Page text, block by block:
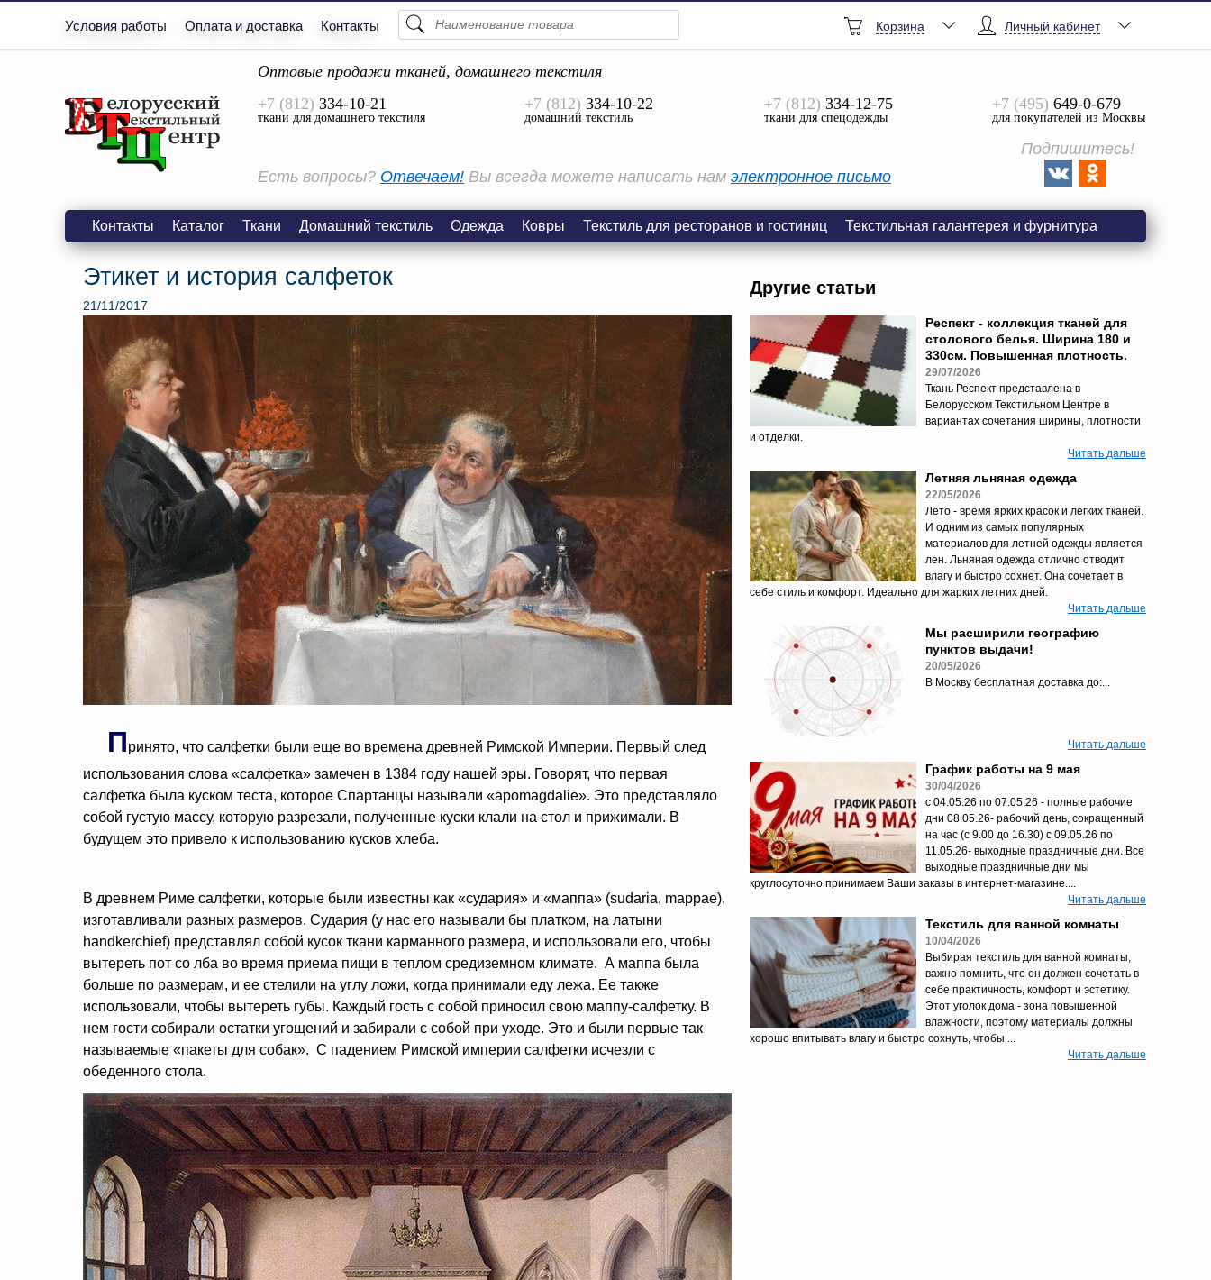
Условия работы Оплата и доставка Контакты
Просмотреть Все
Личный кабинет
Корзина
Оптовые продажи тканей, домашнего текстиля
+7 (812) 334-10-21
ткани для домашнего текстиля
+7 (812) 334-10-22
домашний текстиль
+7 (812) 334-12-75
ткани для спецодежды
+7 (495) 649-0-679
для покупателей из Москвы
Есть вопросы? Отвечаем! Вы всегда можете написать нам электронное письмо
Подпишитесь!
Контакты Каталог Ткани Домашний текстиль Одежда Ковры Текстиль для ресторанов и гостиниц Текстильная галантерея и фурнитура
Этикет и история салфеток
21/11/2017
Принято, что салфетки были еще во времена древней Римской Империи. Первый след
использования слова «салфетка» замечен в 1384 году нашей эры. Говорят, что первая
салфетка была куском теста, которое Спартанцы называли «apomagdalie». Это представляло
собой густую массу, которую разрезали, полученные куски клали на стол и прижимали. В
будущем это привело к использованию кусков хлеба.
В древнем Риме салфетки, которые были известны как «судария» и «маппа» (sudaria, mappae),
изготавливали разных размеров. Судария (у нас его называли бы платком, на латыни
handkerchief) представлял собой кусок ткани карманного размера, и использовали его, чтобы
вытереть пот со лба во время приема пищи в теплом средиземном климате. А маппа была
больше по размерам, и ее стелили на углу ложи, когда принимали еду лежа. Ее также
использовали, чтобы вытереть губы. Каждый гость с собой приносил свою маппу-салфетку. В
нем гости собирали остатки угощений и забирали с собой при уходе. Это и были первые так
называемые «пакеты для собак». С падением Римской империи салфетки исчезли с
обеденного стола.
Другие статьи
Респект - коллекция тканей для
столового белья. Ширина 180 и
330см. Повышенная плотность.
29/07/2026
Ткань Респект представлена в
Белорусском Текстильном Центре в
вариантах сочетания ширины, плотности
и отделки.
Читать дальше
Летняя льняная одежда
22/05/2026
Лето - время ярких красок и легких тканей.
И одним из самых популярных
материалов для летней одежды является
лен. Льняная одежда отлично отводит
влагу и быстро сохнет. Она сочетает в
себе стиль и комфорт. Идеально для жарких летних дней.
Читать дальше
Мы расширили географию
пунктов выдачи!
20/05/2026
В Москву бесплатная доставка до:...
Читать дальше
График работы на 9 мая
30/04/2026
с 04.05.26 по 07.05.26 - полные рабочие
дни 08.05.26- рабочий день, сокращенный
на час (с 9.00 до 16.30) с 09.05.26 по
11.05.26- выходные праздничные дни. Все
выходные праздничные дни мы
круглосуточно принимаем Ваши заказы в интернет-магазине....
Читать дальше
Текстиль для ванной комнаты
10/04/2026
Выбирая текстиль для ванной комнаты,
важно помнить, что он должен сочетать в
себе практичность, комфорт и эстетику.
Этот уголок дома - зона повышенной
влажности, поэтому материалы должны
хорошо впитывать влагу и быстро сохнуть, чтобы ...
Читать дальше